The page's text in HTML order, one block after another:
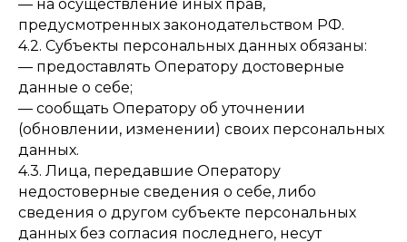
— на осуществление иных прав,
предусмотренных законодательством РФ.
4.2. Субъекты персональных данных обязаны:
— предоставлять Оператору достоверные
данные о себе;
— сообщать Оператору об уточнении
(обновлении, изменении) своих персональных
данных.
4.3. Лица, передавшие Оператору
недостоверные сведения о себе, либо
сведения о другом субъекте персональных
данных без согласия последнего, несут